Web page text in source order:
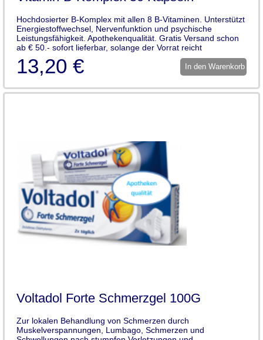
Hochdosierter B-Komplex mit allen 8 B-Vitaminen. Unterstützt
Energiestoffwechsel, Nervenfunktion und psychische
Leistungsfähigkeit. Apothekenqualität. Gratis Versand schon
ab € 50.- sofort lieferbar, solange der Vorrat reicht
13,20 € In den Warenkorb
Voltadol Forte Schmerzgel 100G
Zur lokalen Behandlung von Schmerzen durch
Muskelverspannungen, Lumbago, Schmerzen und